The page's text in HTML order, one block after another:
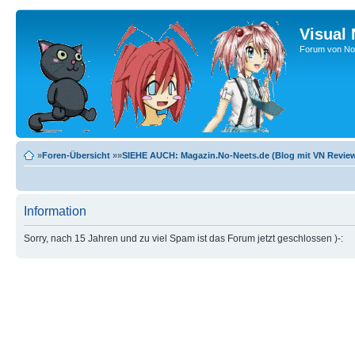
Visual
Forum von
»Foren-Übersicht »»SIEHE AUCH: Magazin.No-Neets.de (Blog mit VN
Information
Sorry, nach 15 Jahren und zu viel Spam ist das Forum jetzt geschlossen )-: